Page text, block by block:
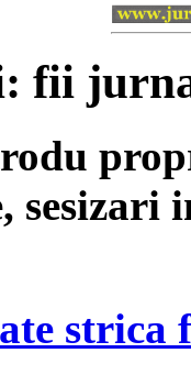
fii
sesizari
strica